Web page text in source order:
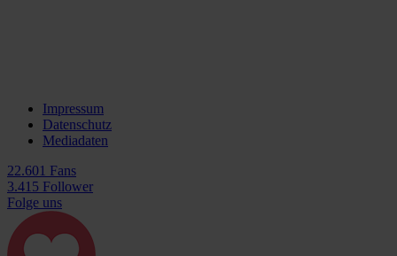
Impressum
Datenschutz
Mediadaten
22.601 Fans
3.415 Follower
Folge uns